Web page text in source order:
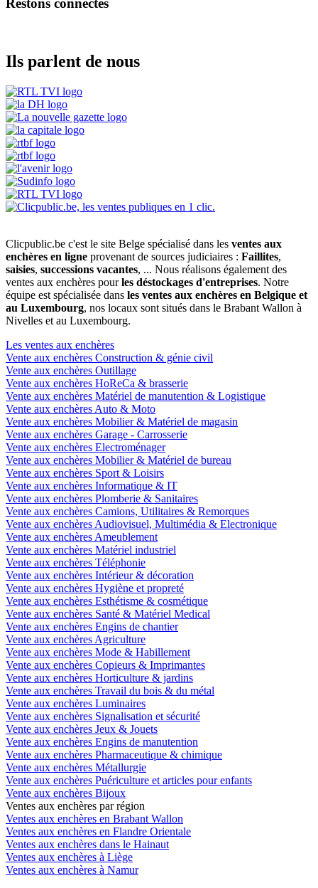
Restons connectés
Ils parlent de nous
Clicpublic.be c'est le site Belge spécialisé dans les ventes aux
enchères en ligne provenant de sources judiciaires : Faillites,
saisies, successions vacantes, ... Nous réalisons également des
ventes aux enchères pourles déstockages d'entreprises. Notre
équipe est spécialisée dans les ventes aux enchères en Belgique et
au Luxembourg, nos locaux sont situés dans le Brabant Wallon à
Nivelles et au Luxembourg.
Les ventes aux enchères
Vente aux enchères Construction & génie civil
Vente aux enchères Outillage
Vente aux enchères HoReCa & brasserie
Vente aux enchères Matériel de manutention & Logistique
Vente aux enchères Auto & Moto
Vente aux enchères Mobilier & Matériel de magasin
Vente aux enchères Garage - Carrosserie
Vente aux enchères Electroménager
Vente aux enchères Mobilier & Matériel de bureau
Vente aux enchères Sport & Loisirs
Vente aux enchères Informatique & IT
Vente aux enchères Plomberie & Sanitaires
Vente aux enchères Camions, Utilitaires & Remorques
Vente aux enchères Audiovisuel, Multimédia & Electronique
Vente aux enchères Ameublement
Vente aux enchères Matériel industriel
Vente aux enchères Téléphonie
Vente aux enchères Intérieur & décoration
Vente aux enchères Hygiène et propreté
Vente aux enchères Esthétisme & cosmétique
Vente aux enchères Santé & Matériel Medical
Vente aux enchères Engins de chantier
Vente aux enchères Agriculture
Vente aux enchères Mode & Habillement
Vente aux enchères Copieurs & Imprimantes
Vente aux enchères Horticulture & jardins
Vente aux enchères Travail du bois & du métal
Vente aux enchères Luminaires
Vente aux enchères Signalisation et sécurité
Vente aux enchères Jeux & Jouets
Vente aux enchères Engins de manutention
Vente aux enchères Pharmaceutique & chimique
Vente aux enchères Métallurgie
Vente aux enchères Puériculture et articles pour enfants
Vente aux enchères Bijoux
Ventes aux enchères par région
Ventes aux enchères en Brabant Wallon
Ventes aux enchères en Flandre Orientale
Ventes aux enchères dans le Hainaut
Ventes aux enchères à Liège
Ventes aux enchères à Namur